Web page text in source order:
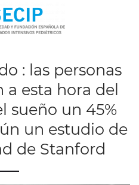
: las personas
a esta hora del
sueño un 45%
un estudio de
de Stanford